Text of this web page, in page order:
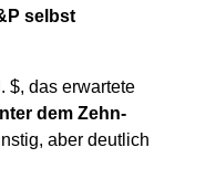
selbst
$, das erwartete
dem Zehn-
aber deutlich